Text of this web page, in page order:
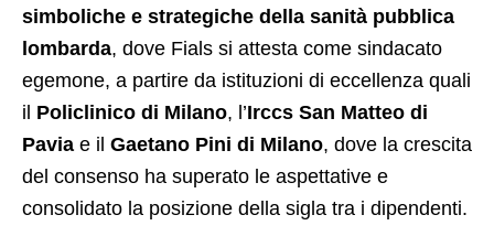
simboliche e strategiche della sanità pubblica
lombarda, dove Fials si attesta come sindacato
egemone, a partire da istituzioni di eccellenza quali
il Policlinico di Milano, l’Irccs San Matteo di
Pavia e il Gaetano Pini di Milano, dove la crescita
del consenso ha superato le aspettative e
consolidato la posizione della sigla tra i dipendenti.